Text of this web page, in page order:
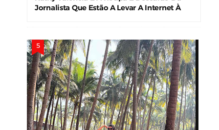
Jornalista Que Estão A Levar A Internet À